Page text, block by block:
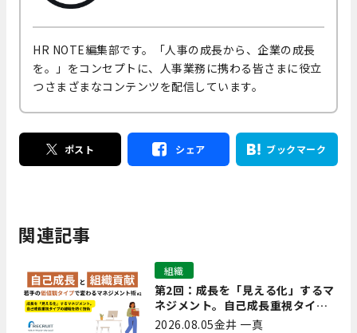
HR NOTE編集部です。「人事の成長から、企業の成長
を。」をコンセプトに、人事業務に携わる皆さまに役立
つさまざまなコンテンツを配信しています。
ポスト シェア ブックマーク
関連記事
第2回：成長を「見える化」するマ
ネジメント。自己成長重視タイプ
の離職を防ぐ技術
組織
2026.08.05金井 一真